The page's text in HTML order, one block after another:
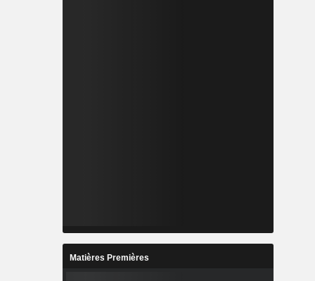
Matières Premières